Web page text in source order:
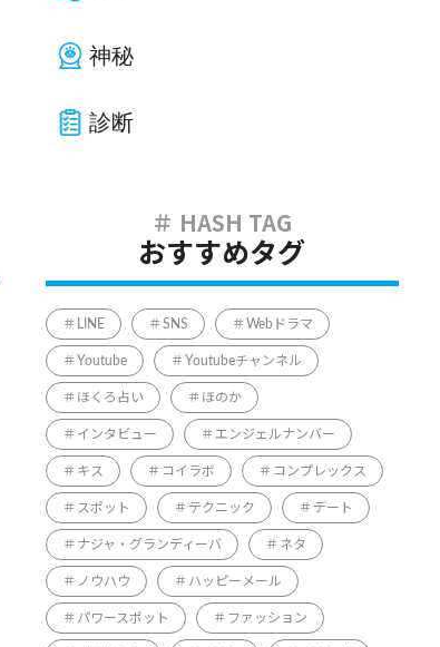
神秘
診断
おすすめタグ
LINE SNS Webドラマ
Youtube Youtubeチャンネル
ほくろ占い ほのか
インタビュー エンジェルナンバー
キス コイラボ コンプレックス
スポット テクニック デート
ナジャ・グランディーバ ネタ
ノウハウ ハッピーメール
パワースポット ファッション